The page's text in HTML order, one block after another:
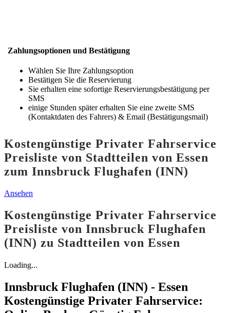
Zahlungsoptionen und Bestätigung
Wählen Sie Ihre Zahlungsoption
Bestätigen Sie die Reservierung
Sie erhalten eine sofortige Reservierungsbestätigung per
SMS
einige Stunden später erhalten Sie eine zweite SMS
(Kontaktdaten des Fahrers) & Email (Bestätigungsmail)
Kostengünstige Privater Fahrservice
Preisliste von Stadtteilen von Essen
zum Innsbruck Flughafen (INN)
Ansehen
Kostengünstige Privater Fahrservice
Preisliste von Innsbruck Flughafen
(INN) zu Stadtteilen von Essen
Loading...
Innsbruck Flughafen (INN) - Essen
Kostengünstige Privater Fahrservice: